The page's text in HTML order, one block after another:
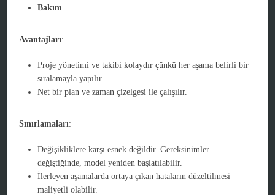
Bakım
Avantajları:
Proje yönetimi ve takibi kolaydır çünkü her aşama belirli bir
sıralamayla yapılır.
Net bir plan ve zaman çizelgesi ile çalışılır.
Sınırlamaları:
Değişikliklere karşı esnek değildir. Gereksinimler
değiştiğinde, model yeniden başlatılabilir.
İlerleyen aşamalarda ortaya çıkan hataların düzeltilmesi
maliyetli olabilir.